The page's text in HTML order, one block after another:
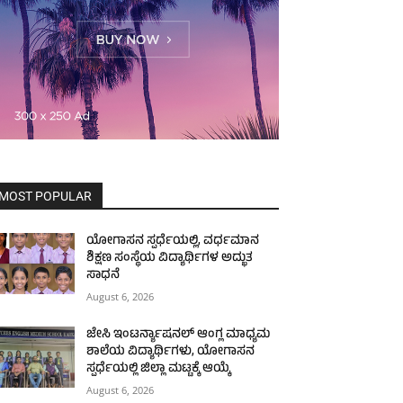
POPULAR
ಯೋಗಾಸನ ಸ್ಪರ್ಧೆಯಲ್ಲಿ, ವರ್ಧಮಾನ
ಶಿಕ್ಷಣ ಸಂಸ್ಥೆಯ ವಿದ್ಯಾರ್ಥಿಗಳ ಅದ್ಭುತ
ಸಾಧನೆ
August 6, 2026
ಜೇಸಿ ಇಂಟರ್ನ್ಯಾಷನಲ್ ಆಂಗ್ಲ ಮಾಧ್ಯಮ
ಶಾಲೆಯ ವಿದ್ಯಾರ್ಥಿಗಳು, ಯೋಗಾಸನ
ಸ್ಪರ್ಧೆಯಲ್ಲಿ ಜಿಲ್ಲಾ ಮಟ್ಟಕ್ಕೆ ಆಯ್ಕೆ
August 6, 2026